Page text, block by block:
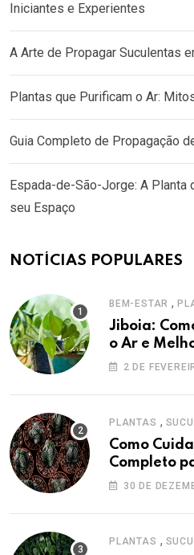
Iniciantes e Experientes
A Arte de Propagar Suculentas
Plantas que Purificam o Ar:
Guia Completo de Propagação
Espada-de-São-Jorge: A Planta
seu Espaço
NOTÍCIAS POPULARES
BEM-ESTAR ,
Jiboia:
o Ar e
2 DE
PLANTAS ,
Como
Completo
30 DE
PLANTAS ,